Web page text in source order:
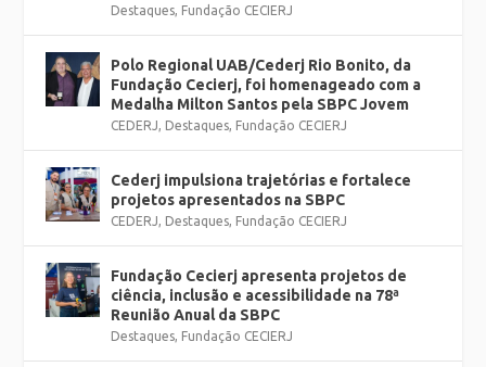
Destaques, Fundação CECIERJ
Polo Regional UAB/Cederj Rio Bonito, da
Fundação Cecierj, foi homenageado com a
Medalha Milton Santos pela SBPC Jovem
CEDERJ, Destaques, Fundação CECIERJ
Cederj impulsiona trajetórias e fortalece
projetos apresentados na SBPC
CEDERJ, Destaques, Fundação CECIERJ
Fundação Cecierj apresenta projetos de
ciência, inclusão e acessibilidade na 78ª
Reunião Anual da SBPC
Destaques, Fundação CECIERJ